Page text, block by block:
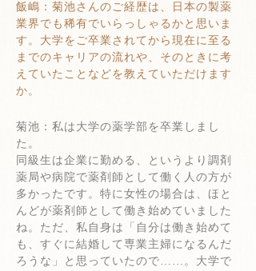
飯嶋：菊池さんのご経歴は、日本の製薬
業界でも稀有でいらっしゃるかと思いま
す。大学をご卒業されてから現在に至る
までのキャリアの流れや、そのときに考
えていたことなどを教えていただけます
か。
菊池：私は大学の薬学部を卒業しまし
た。
同級生は企業に勤める、というより調剤
薬局や病院で薬剤師として働く人の方が
多かったです。特に女性の場合は、ほと
んどが薬剤師として働き始めていました
ね。ただ、私自身は「自分は働き始めて
も、すぐに結婚して専業主婦になるんだ
ろうな」と思っていたので……。大学で